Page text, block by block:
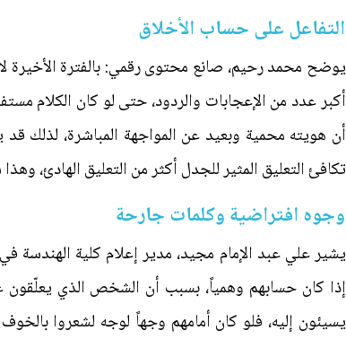
التفاعل على حساب الأخلاق
يوضح محمد رحيم، صانع محتوى رقمي: بالفترة
أكبر عدد من الإعجابات والردود، حتى لو كان الكلام
أن هويته محمية وبعيد عن المواجهة المباشرة، لذلك
تكافئ التعليق المثير للجدل أكثر من التعليق الهادئ،
وجوه افتراضية وكلمات جارحة
يشير علي عبد الإمام مجيد، مدير إعلام كلية
إذا كان حسابهم وهمياً، بسبب أن الشخص الذي يعلّقون
يسيئون إليه، فلو كان أمامهم وجهاً لوجه لشعروا